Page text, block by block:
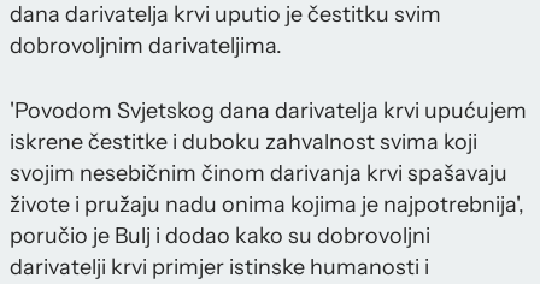
dana darivatelja krvi uputio je čestitku svim
dobrovoljnim darivateljima.
'Povodom Svjetskog dana darivatelja krvi upućujem
iskrene čestitke i duboku zahvalnost svima koji
svojim nesebičnim činom darivanja krvi spašavaju
živote i pružaju nadu onima kojima je najpotrebnija',
poručio je Bulj i dodao kako su dobrovoljni
darivatelji krvi primjer istinske humanosti i